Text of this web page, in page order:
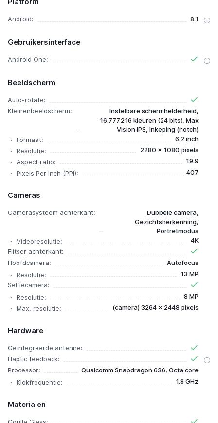
Android: 8.1
Gebruikersinterface
Android One:
Beeldscherm
Auto-rotate:
Kleurenbeeldscherm:
Instelbare schermhelderheid,
16.777.216 kleuren (24 bits), Max
Vision IPS, Inkeping (notch)
Formaat:
6.2 inch
Resolutie:
2280 x 1080 pixels
Aspect ratio:
19:9
Pixels Per Inch (PPI):
407
Cameras
Camerasysteem achterkant:
Dubbele camera,
Gezichtsherkenning,
Portretmodus
Videoresolutie:
4K
Flitser achterkant:
Hoofdcamera:
Autofocus
Resolutie:
13 MP
Selfiecamera:
Resolutie:
8 MP
Max. resolutie:
(camera) 3264 x 2448 pixels
Hardware
Geïntegreerde antenne:
Haptic feedback:
Processor:
Qualcomm Snapdragon 636, Octa core
Klokfrequentie:
1.8 GHz
Materialen